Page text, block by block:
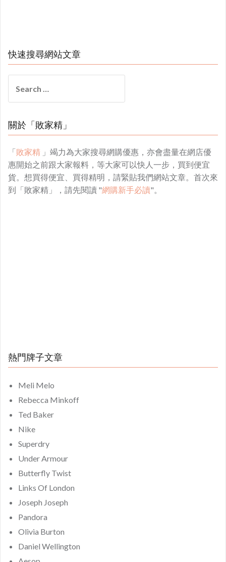
快速搜尋網站文章
for:
關於「敗家精」
「敗家精 」竭力為大家搜尋網購優惠，亦會盡量在網店優
惠開始之前跟大家報料，等大家可以快人一步，買到便宜
貨。想買得便宜、買得精明，請緊貼我們網站文章。首次來
到「敗家精」，請先閱讀 "網購新手必讀"。
熱門牌子文章
Meli Melo
Rebecca Minkoff
Ted Baker
Nike
Superdry
Under Armour
Butterfly Twist
Links Of London
Joseph Joseph
Pandora
Olivia Burton
Daniel Wellington